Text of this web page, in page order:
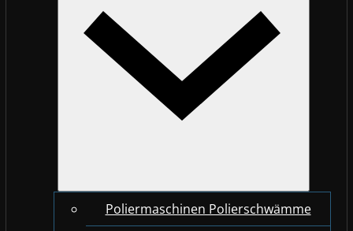
Poliermaschinen Polierschwämme